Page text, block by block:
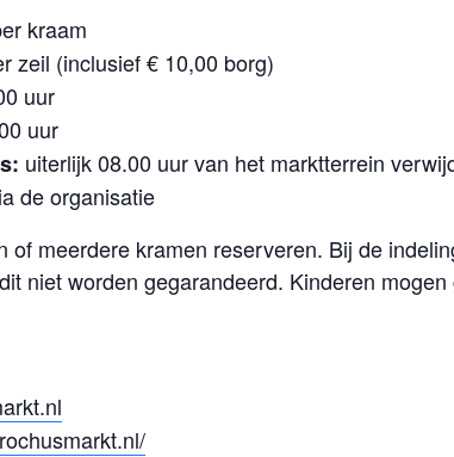
kraam
zeil (inclusief € 10,00 borg)
uur
uur
uiterlijk 08.00 uur van het marktterrein
de organisatie
of meerdere kramen reserveren. Bij de
niet worden gegarandeerd. Kinderen